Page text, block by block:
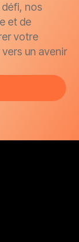
nos
et de
votre
un avenir